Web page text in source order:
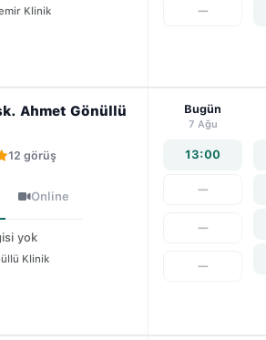
Klinik —
Ahmet Gönüllü
12 görüş
Online
yok
Klinik
Bugün
7 Ağu
13:00
—
—
—